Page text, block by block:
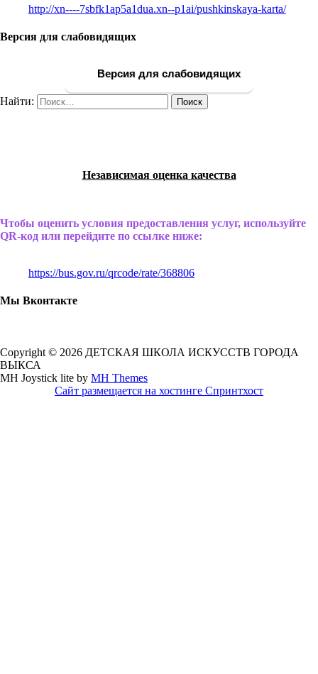
http://xn----7sbfk1ap5a1dua.xn--p1ai/pushkinskaya-karta/
Версия для слабовидящих
Версия для слабовидящих
Найти:
Независимая оценка качества
Чтобы оценить условия предоставления услуг, используйте
QR-код или перейдите по ссылке ниже:
https://bus.gov.ru/qrcode/rate/368806
Мы Вконтакте
Copyright © 2026 ДЕТСКАЯ ШКОЛА ИСКУССТВ ГОРОДА
ВЫКСА
MH Joystick lite by MH Themes
Сайт размещается на хостинге Спринтхост